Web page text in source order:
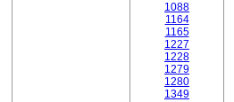
1088
1164
1165
1227
1228
1279
1280
1349